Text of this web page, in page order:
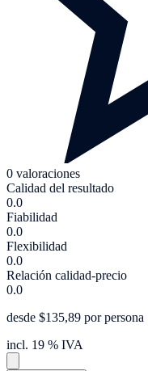
0 valoraciones
Calidad del resultado
0.0
Fiabilidad
0.0
Flexibilidad
0.0
Relación calidad-precio
0.0
desde $135,89 por persona
incl. 19 % IVA